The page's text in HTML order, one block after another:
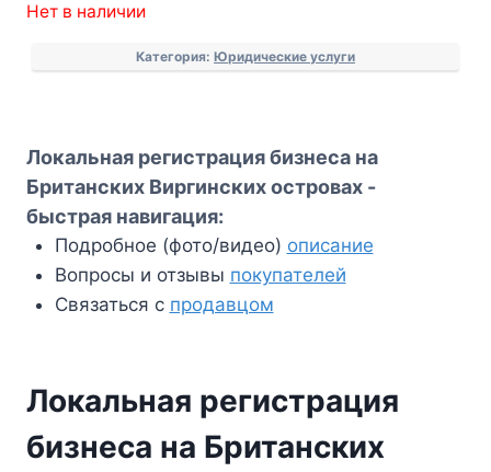
Нет в наличии
Категория: Юридические услуги
Локальная регистрация бизнеса на
Британских Виргинских островах -
быстрая навигация:
Подробное (фото/видео) описание
Вопросы и отзывы покупателей
Связаться с продавцом
Локальная регистрация
бизнеса на Британских